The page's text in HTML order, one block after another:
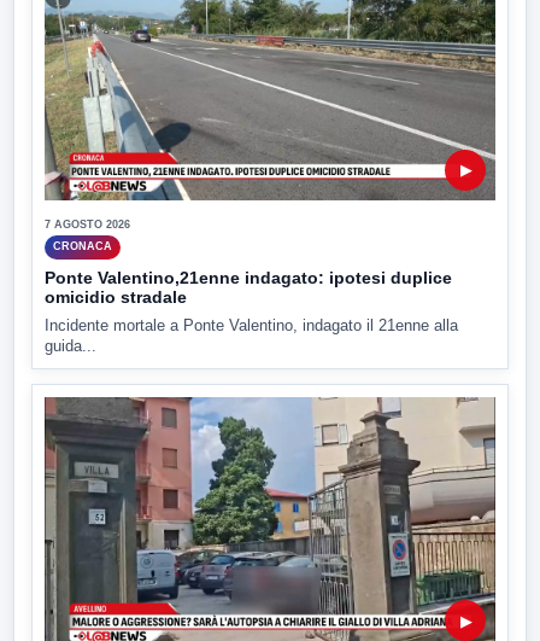
▶
7 AGOSTO 2026
CRONACA
Ponte Valentino,21enne indagato: ipotesi duplice
omicidio stradale
Incidente mortale a Ponte Valentino, indagato il 21enne alla
guida...
▶